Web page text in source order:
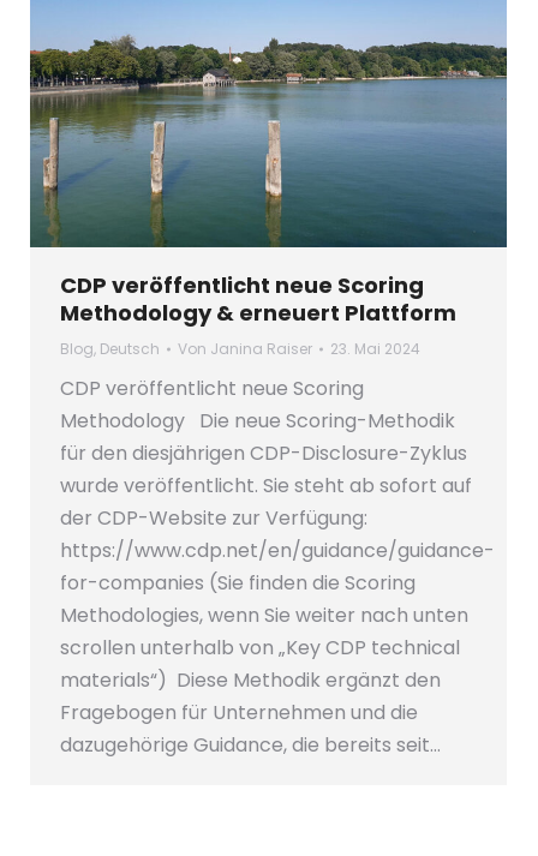
CDP veröffentlicht neue Scoring
Methodology & erneuert Plattform
Blog, Deutsch Von Janina Raiser 23. Mai 2024
CDP veröffentlicht neue Scoring
Methodology Die neue Scoring-Methodik
für den diesjährigen CDP-Disclosure-Zyklus
wurde veröffentlicht. Sie steht ab sofort auf
der CDP-Website zur Verfügung:
https://www.cdp.net/en/guidance/guidance-
for-companies (Sie finden die Scoring
Methodologies, wenn Sie weiter nach unten
scrollen unterhalb von „Key CDP technical
materials“) Diese Methodik ergänzt den
Fragebogen für Unternehmen und die
dazugehörige Guidance, die bereits seit…